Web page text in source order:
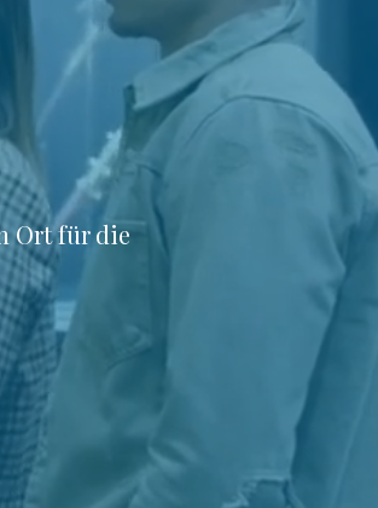
Ort für die